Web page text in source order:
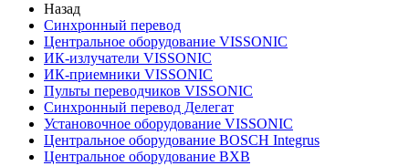
Назад
Синхронный перевод
Центральное оборудование VISSONIC
ИК-излучатели VISSONIC
ИК-приемники VISSONIC
Пульты переводчиков VISSONIC
Синхронный перевод Делегат
Установочное оборудование VISSONIC
Центральное оборудование BOSCH Integrus
Центральное оборудование BXB